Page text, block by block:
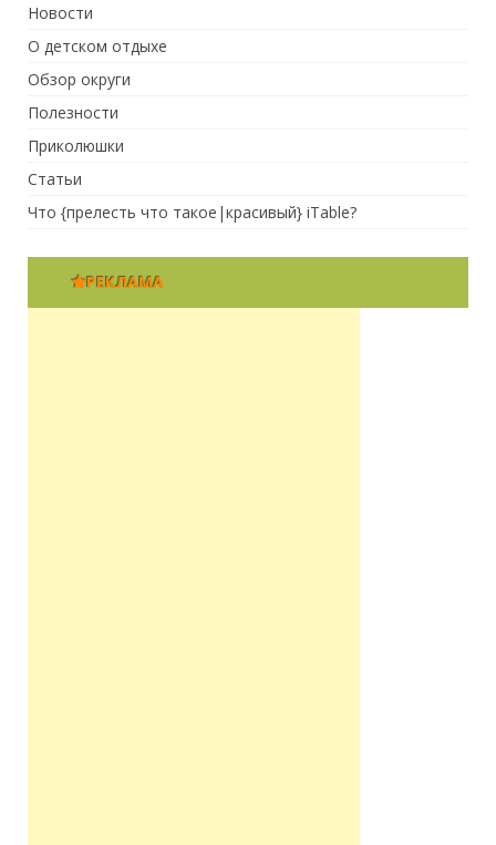
Новости
О детском отдыхе
Обзор округи
Полезности
Приколюшки
Статьи
Что {прелесть что такое|красивый} iTable?
РЕКЛАМА